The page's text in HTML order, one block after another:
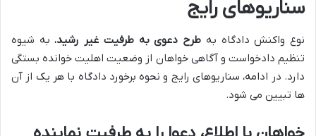
سناریوهای رایج
نوع واکنش دادگاه به طرح دعوی به طرفیت غیر رشید، به شیوه
تنظیم دادخواست و آگاهی خواهان از وضعیت اهلیت خوانده بستگی
دارد. در ادامه، سناریوهای رایج و نحوه برخورد دادگاه با هر یک از آن
ها تبیین می شود.